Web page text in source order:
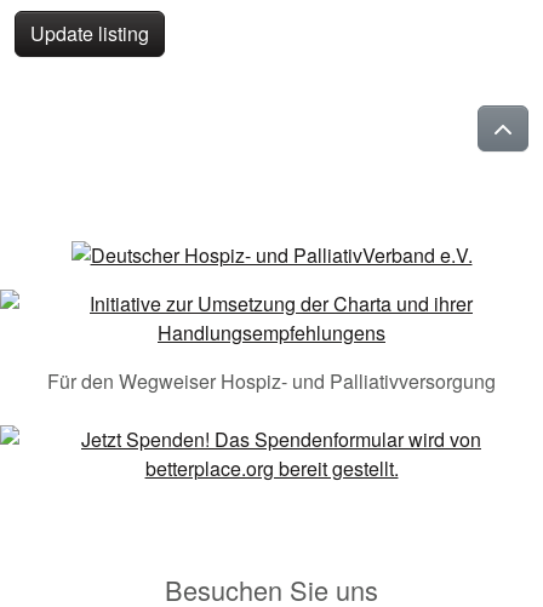
Update listing
Für den Wegweiser Hospiz- und Palliativversorgung
Besuchen Sie uns